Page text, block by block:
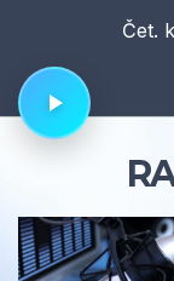
content
Čet.